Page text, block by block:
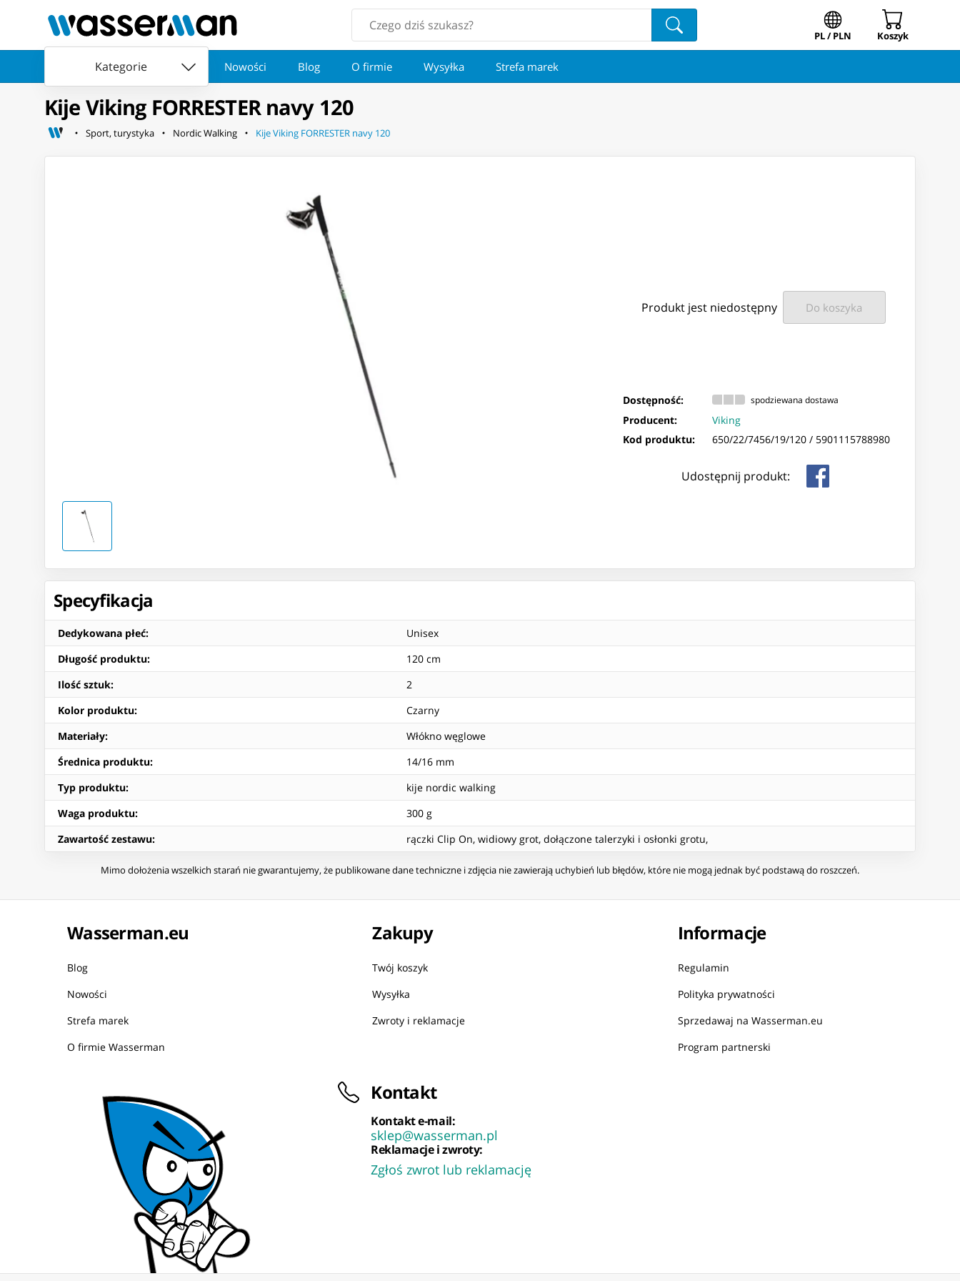
PL / PLN Koszyk
Kategorie Nowości Blog O firmie Wysyłka Strefa marek
Kije Viking FORRESTER navy 120
Sport, turystyka Nordic Walking Kije Viking FORRESTER navy 120
Produkt jest niedostępny Do koszyka
Dostępność: spodziewana dostawa
Producent:
Viking
Kod produktu:
650/22/7456/19/120 / 5901115788980
Udostępnij produkt:
Specyfikacja
Dedykowana płeć:
Unisex
Długość produktu:
120 cm
Ilość sztuk:
2
Kolor produktu:
Czarny
Materiały:
Włókno węglowe
Średnica produktu:
14/16 mm
Typ produktu:
kije nordic walking
Waga produktu:
300 g
Zawartość zestawu: rączki Clip On, widiowy grot, dołączone talerzyki i osłonki grotu,
Mimo dołożenia wszelkich starań nie gwarantujemy, że publikowane dane techniczne i zdjęcia nie zawierają uchybień lub błędów, które nie mogą jednak być podstawą do roszczeń.
Wasserman.eu
Blog
Nowości
Strefa marek
O firmie Wasserman
Zakupy
Twój koszyk
Wysyłka
Zwroty i reklamacje
Informacje
Regulamin
Polityka prywatności
Sprzedawaj na Wasserman.eu
Program partnerski
Kontakt
Kontakt e-mail:
sklep@wasserman.pl
Reklamacje i zwroty:
Zgłoś zwrot lub reklamację